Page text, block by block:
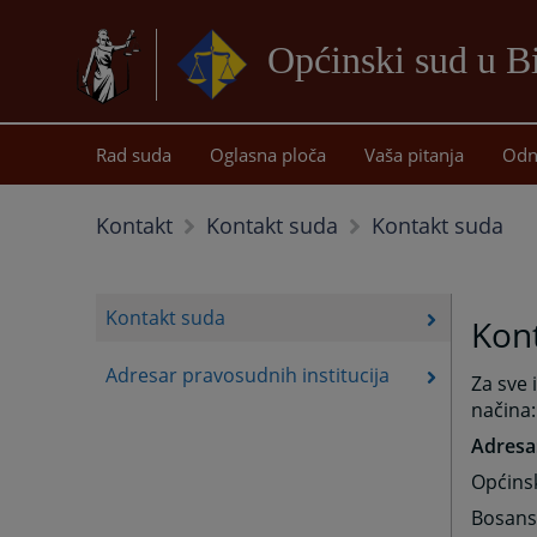
Općinski sud u
Rad suda Oglasna ploča Vaša pitanja
Kontakt Kontakt suda Kontakt suda
Kontakt suda
Adresar pravosudnih institucija
Za
načina: